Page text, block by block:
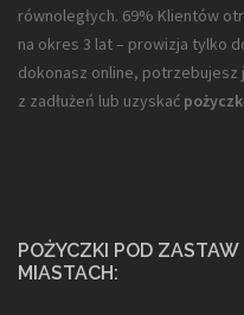
równoległych. 69% Klientów
na okres 3 lat – prowizja tylko
dokonasz online, potrzebujesz
z zadłużeń lub uzyskać
POŻYCZKI POD
MIASTACH: